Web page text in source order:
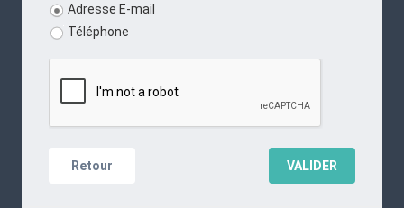
Adresse E-mail
Téléphone
Retour VALIDER